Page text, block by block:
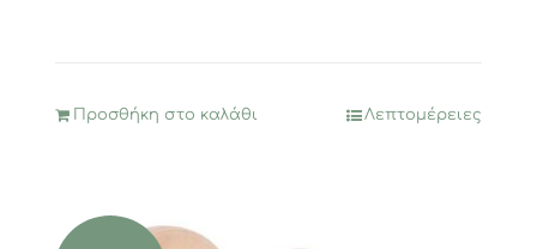
Προσθήκη στο καλάθι Λεπτομέρειες